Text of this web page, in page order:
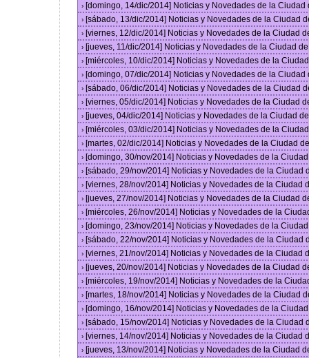
› [domingo, 14/dic/2014] Noticias y Novedades de la
› [sábado, 13/dic/2014] Noticias y Novedades de la Ciudad
› [viernes, 12/dic/2014] Noticias y Novedades de la Ciudad
› [jueves, 11/dic/2014] Noticias y Novedades de la Ciudad
› [miércoles, 10/dic/2014] Noticias y Novedades de la
› [domingo, 07/dic/2014] Noticias y Novedades de la
› [sábado, 06/dic/2014] Noticias y Novedades de la Ciudad
› [viernes, 05/dic/2014] Noticias y Novedades de la Ciudad
› [jueves, 04/dic/2014] Noticias y Novedades de la Ciudad
› [miércoles, 03/dic/2014] Noticias y Novedades de la
› [martes, 02/dic/2014] Noticias y Novedades de la Ciudad
› [domingo, 30/nov/2014] Noticias y Novedades de la
› [sábado, 29/nov/2014] Noticias y Novedades de la Ciudad
› [viernes, 28/nov/2014] Noticias y Novedades de la Ciudad
› [jueves, 27/nov/2014] Noticias y Novedades de la Ciudad
› [miércoles, 26/nov/2014] Noticias y Novedades de la
› [domingo, 23/nov/2014] Noticias y Novedades de la
› [sábado, 22/nov/2014] Noticias y Novedades de la Ciudad
› [viernes, 21/nov/2014] Noticias y Novedades de la Ciudad
› [jueves, 20/nov/2014] Noticias y Novedades de la Ciudad
› [miércoles, 19/nov/2014] Noticias y Novedades de la
› [martes, 18/nov/2014] Noticias y Novedades de la Ciudad
› [domingo, 16/nov/2014] Noticias y Novedades de la
› [sábado, 15/nov/2014] Noticias y Novedades de la Ciudad
› [viernes, 14/nov/2014] Noticias y Novedades de la Ciudad
› [jueves, 13/nov/2014] Noticias y Novedades de la Ciudad